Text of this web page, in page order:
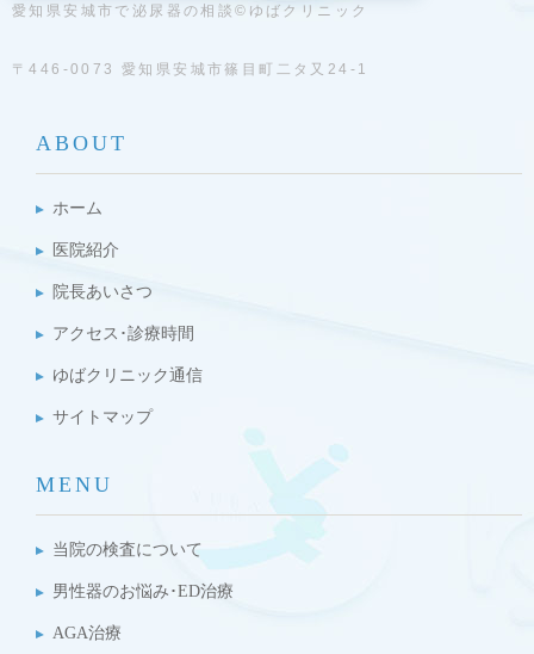
愛知県安城市で泌尿器の相談©ゆばクリニック
〒446-0073 愛知県安城市篠目町二タ又24-1
ABOUT
ホーム
医院紹介
院長あいさつ
アクセス･診療時間
ゆばクリニック通信
サイトマップ
MENU
当院の検査について
男性器のお悩み･ED治療
AGA治療